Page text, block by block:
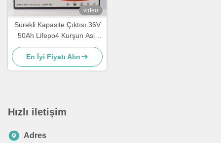
video
Sürekli Kapasite Çıktısı 36V
50Ah Lifepo4 Kurşun Asit
Enerji Depolama Pil
En İyi Fiyatı Alın
Hızlı iletişim
Adres